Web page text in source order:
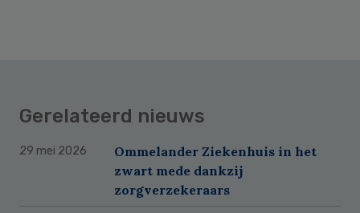
Gerelateerd nieuws
29 mei 2026
Ommelander Ziekenhuis in het
zwart mede dankzij
zorgverzekeraars